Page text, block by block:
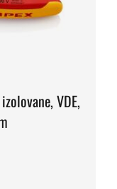
VDE,